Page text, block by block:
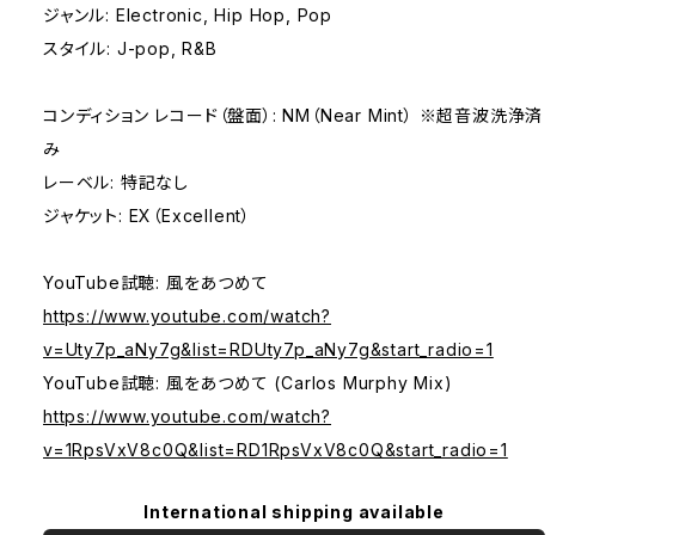
ジャンル: Electronic, Hip Hop, Pop
スタイル: J-pop, R&B
コンディション レコード（盤面）: NM（Near Mint） ※超音波洗浄済
み
レーベル: 特記なし
ジャケット: EX（Excellent）
YouTube試聴: 風をあつめて
https://www.youtube.com/watch?
v=Uty7p_aNy7g&list=RDUty7p_aNy7g&start_radio=1
YouTube試聴: 風をあつめて (Carlos Murphy Mix)
https://www.youtube.com/watch?
v=1RpsVxV8c0Q&list=RD1RpsVxV8c0Q&start_radio=1
International shipping available